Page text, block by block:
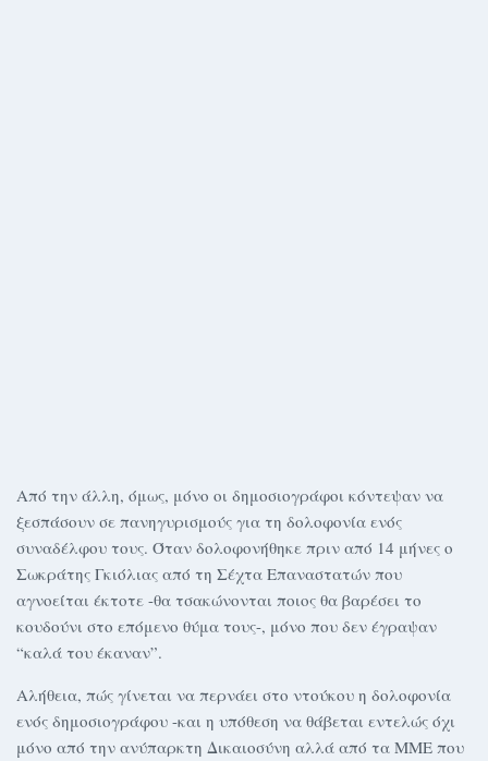
Από την άλλη, όμως, μόνο οι δημοσιογράφοι κόντεψαν να
ξεσπάσουν σε πανηγυρισμούς για τη δολοφονία ενός
συναδέλφου τους. Όταν δολοφονήθηκε πριν από 14 μήνες ο
Σωκράτης Γκιόλιας από τη Σέχτα Επαναστατών που
αγνοείται έκτοτε -θα τσακώνονται ποιος θα βαρέσει το
κουδούνι στο επόμενο θύμα τους-, μόνο που δεν έγραψαν
“καλά του έκαναν”.
Αλήθεια, πώς γίνεται να περνάει στο ντούκου η δολοφονία
ενός δημοσιογράφου -και η υπόθεση να θάβεται εντελώς όχι
μόνο από την ανύπαρκτη Δικαιοσύνη αλλά από τα ΜΜΕ που